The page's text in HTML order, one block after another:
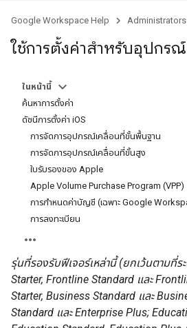
Google Workspace Help Administrators
ใช้การตั้งค่าสำหรับอุปกร
ในหน้านี้
ค้นหาการตั้งค่า
ดัชนีการตั้งค่า iOS
การจัดการอุปกรณ์เคลื่อนที่ขั้นพื้นฐาน
การจัดการอุปกรณ์เคลื่อนที่ขั้นสูง
ใบรับรองของ Apple
Apple Volume Purchase Program (VPP)
การกำหนดค่าบัญชี (เฉพาะ Google
การลงทะเบียน
รุ่นที่รองรับฟีเจอร์เหล่านี้ (ยกเว้นตามที่ร
Starter, Frontline Standard และ
Starter, Business Standard และ
Standard และ Enterprise Plus;